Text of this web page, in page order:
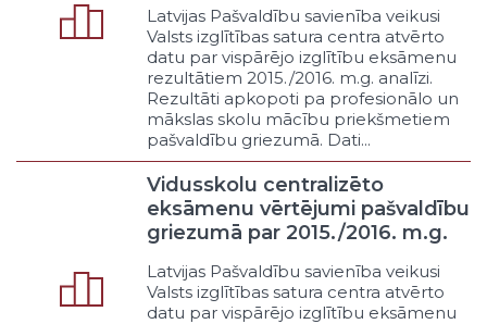
Pamata
Vidējā vispārīgā
Vidējā profesionālā
Interešu
Eksaktā
Humanitārā
Augstākā akadēmiskā
Augstākā profesionālā
Zinātne zinātniskajos institūtos
Zinātne augstskolās
Zinātne privātajos uzņēmumos
Konferences un semināri
Latvijas Pašvaldību savienība veikusi
Valsts izglītības satura centra atvērto
datu par vispārējo izglītību eksāmenu
rezultātiem 2015./2016. m.g. analīzi.
Rezultāti apkopoti pa profesionālo un
mākslas skolu mācību priekšmetiem
pašvaldību griezumā. Dati...
Vidusskolu centralizēto
eksāmenu vērtējumi pašvaldību
griezumā par 2015./2016. m.g.
Latvijas Pašvaldību savienība veikusi
Valsts izglītības satura centra atvērto
datu par vispārējo izglītību eksāmenu